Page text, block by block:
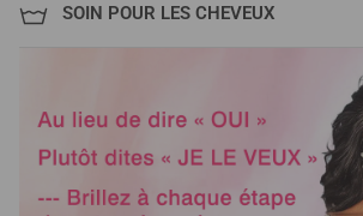
SOIN POUR LES CHEVEUX